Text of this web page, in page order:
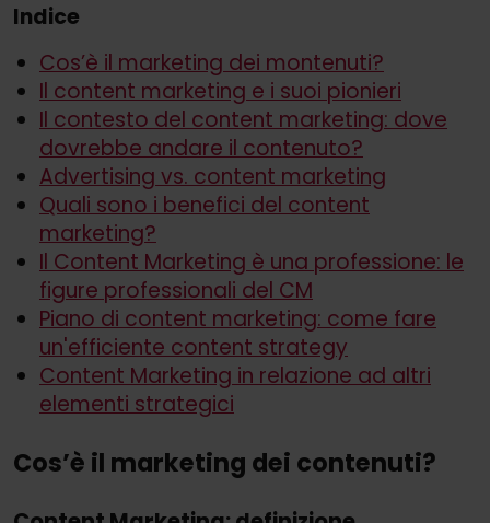
Indice
Cos’è il marketing dei montenuti?
Il content marketing e i suoi pionieri
Il contesto del content marketing: dove
dovrebbe andare il contenuto?
Advertising vs. content marketing
Quali sono i benefici del content
marketing?
Il Content Marketing è una professione: le
figure professionali del CM
Piano di content marketing: come fare
un'efficiente content strategy
Content Marketing in relazione ad altri
elementi strategici
Cos’è il marketing dei contenuti?